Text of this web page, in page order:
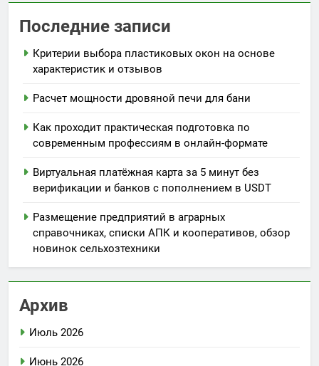
Последние записи
Критерии выбора пластиковых окон на основе
характеристик и отзывов
Расчет мощности дровяной печи для бани
Как проходит практическая подготовка по
современным профессиям в онлайн-формате
Виртуальная платёжная карта за 5 минут без
верификации и банков с пополнением в USDT
Размещение предприятий в аграрных
справочниках, списки АПК и кооперативов, обзор
новинок сельхозтехники
Архив
Июль 2026
Июнь 2026